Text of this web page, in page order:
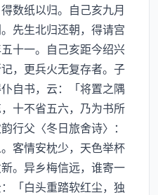
数纸以归。自己亥九月
先生北归还朝，得请宫
十一。自己亥距今绍兴
，更兵火无复存者。子
自书，云：「将置之隅
十不省五六，乃为书所
行父〈冬日旅舍诗〉：
客情安枕少，天色举杯
。异乡梅信远，谁寄一
「白头重踏软红尘，独